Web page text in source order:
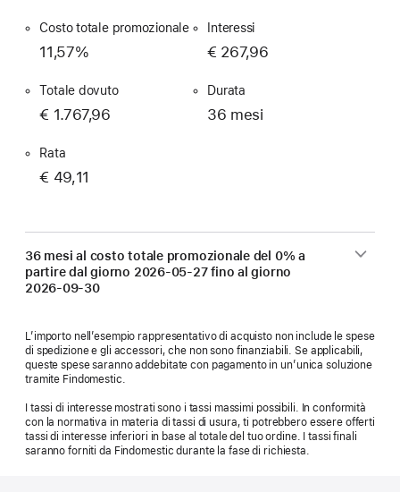
Costo totale promozionale
11,57%
Interessi
€ 267,96
Totale dovuto
€ 1.767,96
Durata
36 mesi
Rata
€ 49,11
36 mesi al costo totale promozionale del 0% a
partire dal giorno 2026-05-27fino al giorno
2026-09-30
L’importo nell’esempio rappresentativo di acquisto non include le spese
di spedizione e gli accessori, che non sono finanziabili. Se applicabili,
queste spese saranno addebitate con pagamento in un’unica soluzione
tramite Findomestic.
I tassi di interesse mostrati sono i tassi massimi possibili. In conformità
con la normativa in materia di tassi di usura, ti potrebbero essere offerti
tassi di interesse inferiori in base al totale del tuo ordine. I tassi finali
saranno forniti da Findomestic durante la fase di richiesta.